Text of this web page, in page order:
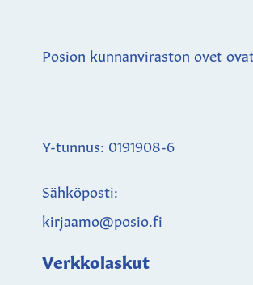
Posion kunnanviraston ovet
Y-tunnus: 0191908-6
Sähköposti:
kirjaamo@posio.fi
Verkkolaskut